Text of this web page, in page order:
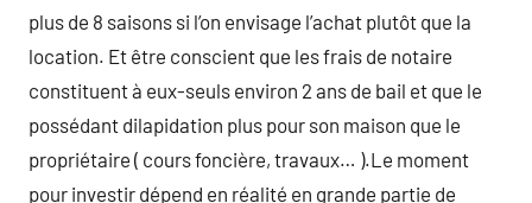
plus de 8 saisons si l’on envisage l’achat plutôt que la
location. Et être conscient que les frais de notaire
constituent à eux-seuls environ 2 ans de bail et que le
possédant dilapidation plus pour son maison que le
propriétaire ( cours foncière, travaux… ).Le moment
pour investir dépend en réalité en grande partie de